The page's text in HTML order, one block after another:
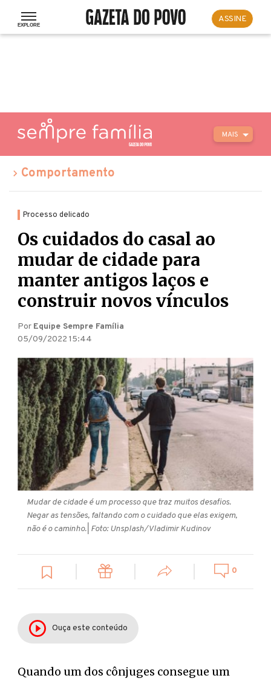
ASSINE
MAIS
Comportamento
Processo delicado
Os cuidados do casal ao
mudar de cidade para
manter antigos laços e
construir novos vínculos
Por Equipe Sempre Família
05/09/2022 15:44
Mudar de cidade é um processo que traz muitos desafios.
Negar as tensões, faltando com o cuidado que elas exigem,
não é o caminho. | Foto: Unsplash/Vladimir Kudinov
0
Ouça este conteúdo
Quando um dos cônjuges consegue um